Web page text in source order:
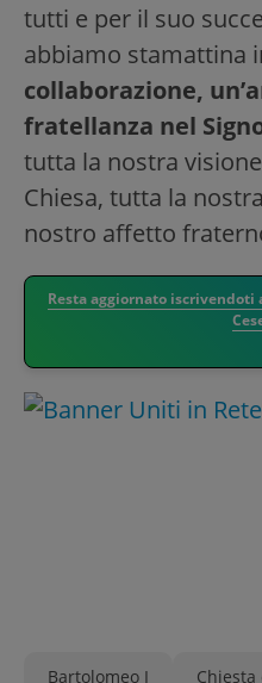
tutti e per il suo
abbiamo stamattina
collaborazione,
fratellanza nel
tutta la nostra
Chiesa, tutta la
nostro affetto
Resta aggiornato iscrivendoti
Bartolomeo I